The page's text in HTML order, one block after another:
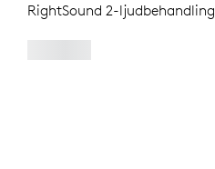
RightSound 2-ljudbehandling